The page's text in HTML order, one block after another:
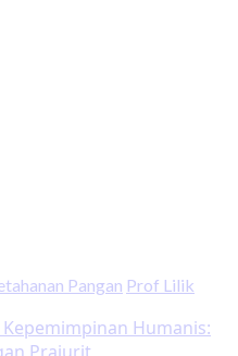
Pangan Prof Lilik
Humanis: